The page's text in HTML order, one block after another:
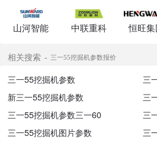
山河智能 中联重科 恒旺集
相关搜索 三一55挖掘机参数报价
三一55挖掘机参数
三
新三一55挖掘机参数
三
三一55挖掘机参数三一60
三
三一55挖掘机图片参数
三